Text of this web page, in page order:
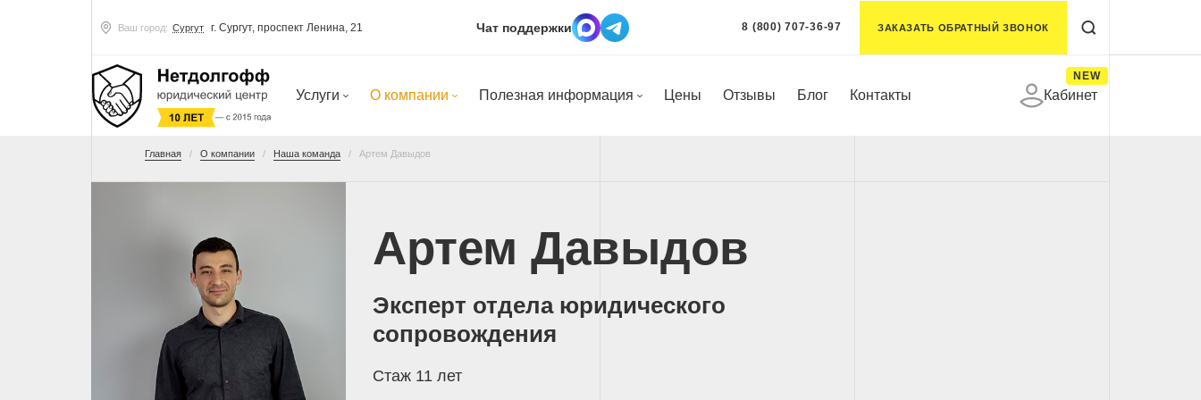
Ваш город: Сургут г. Сургут, проспект Ленина, 21 Чат поддержки 8 (800) 707-36-97 ЗАКАЗАТЬ ОБРАТНЫЙ ЗВОНОК
Услуги О компании Полезная информация Цены Отзывы Блог Контакты Кабинет
NEW
Главная О компании Наша команда Артем Давыдов
Артем Давыдов
Эксперт отдела юридического
сопровождения
Стаж 11 лет